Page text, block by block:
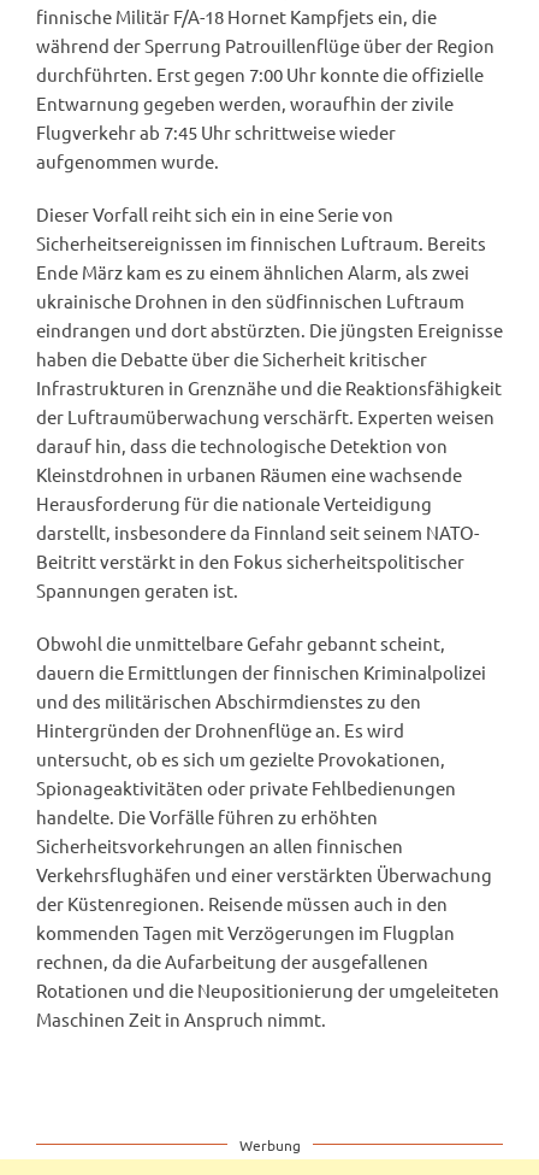
finnische Militär F/A-18 Hornet Kampfjets ein, die
während der Sperrung Patrouillenflüge über der Region
durchführten. Erst gegen 7:00 Uhr konnte die offizielle
Entwarnung gegeben werden, woraufhin der zivile
Flugverkehr ab 7:45 Uhr schrittweise wieder
aufgenommen wurde.
Dieser Vorfall reiht sich ein in eine Serie von
Sicherheitsereignissen im finnischen Luftraum. Bereits
Ende März kam es zu einem ähnlichen Alarm, als zwei
ukrainische Drohnen in den südfinnischen Luftraum
eindrangen und dort abstürzten. Die jüngsten Ereignisse
haben die Debatte über die Sicherheit kritischer
Infrastrukturen in Grenznähe und die Reaktionsfähigkeit
der Luftraumüberwachung verschärft. Experten weisen
darauf hin, dass die technologische Detektion von
Kleinstdrohnen in urbanen Räumen eine wachsende
Herausforderung für die nationale Verteidigung
darstellt, insbesondere da Finnland seit seinem NATO-
Beitritt verstärkt in den Fokus sicherheitspolitischer
Spannungen geraten ist.
Obwohl die unmittelbare Gefahr gebannt scheint,
dauern die Ermittlungen der finnischen Kriminalpolizei
und des militärischen Abschirmdienstes zu den
Hintergründen der Drohnenflüge an. Es wird
untersucht, ob es sich um gezielte Provokationen,
Spionageaktivitäten oder private Fehlbedienungen
handelte. Die Vorfälle führen zu erhöhten
Sicherheitsvorkehrungen an allen finnischen
Verkehrsflughäfen und einer verstärkten Überwachung
der Küstenregionen. Reisende müssen auch in den
kommenden Tagen mit Verzögerungen im Flugplan
rechnen, da die Aufarbeitung der ausgefallenen
Rotationen und die Neupositionierung der umgeleiteten
Maschinen Zeit in Anspruch nimmt.
Werbung